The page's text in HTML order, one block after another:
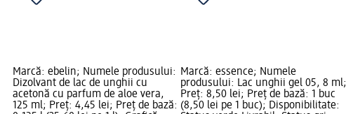
Marcă: ebelin; Numele produsului:
Dizolvant de lac de unghii cu
acetonă cu parfum de aloe vera,
125 ml; Preț: 4,45 lei; Preț de bază:
Marcă: essence; Numele
produsului: Lac unghii gel 05, 8 ml;
Preț: 8,50 lei; Preț de bază: 1 buc
(8,50 lei pe 1 buc); Disponibilitate: